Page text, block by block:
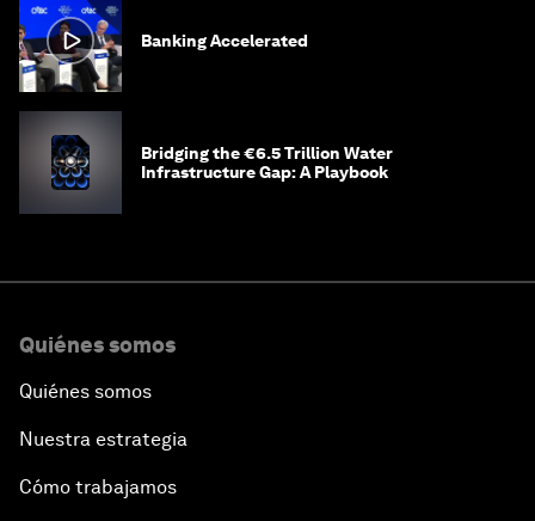
Banking Accelerated
Bridging the €6.5 Trillion Water
Infrastructure Gap: A Playbook
Quiénes somos
Quiénes somos
Nuestra estrategia
Cómo trabajamos